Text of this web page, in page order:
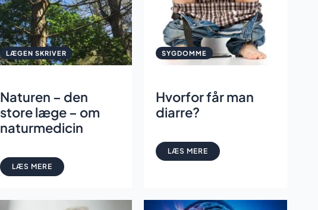
LÆGEN SKRIVER
Naturen – den
store læge – om
naturmedicin
LÆS MERE
SYGDOMME
Hvorfor får man
diarre?
LÆS MERE